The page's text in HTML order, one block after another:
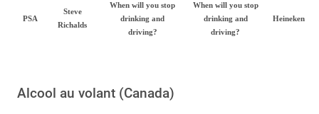
PSA
Steve
Richalds
When will you stop
drinking and
driving?
When will you stop
drinking and
driving?
Heineken
Alcool au volant (Canada)